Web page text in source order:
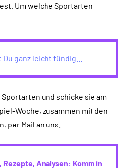
Um welche Sportarten
Du ganz leicht fündig…
und schicke sie am
Woche, zusammen mit den
per Mail an uns.
Rezepte, Analysen: Komm in